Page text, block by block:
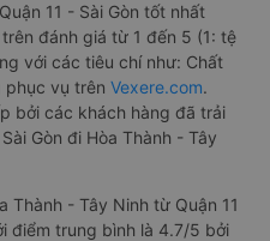
11 - Sài Gòn tốt nhất
đánh giá từ 1 đến 5 (1: tệ
với các tiêu chí như: Chất
phục vụ trên Vexere.com.
bởi các khách hàng đã trải
Gòn đi Hòa Thành - Tây
Thành - Tây Ninh từ Quận 11
điểm trung bình là 4.7/5 bởi